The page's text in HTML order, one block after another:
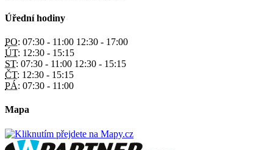
Úřední hodiny
PO: 07:30 - 11:00 12:30 - 17:00
ÚT: 12:30 - 15:15
ST: 07:30 - 11:00 12:30 - 15:15
ČT: 12:30 - 15:15
PÁ: 07:30 - 11:00
Mapa